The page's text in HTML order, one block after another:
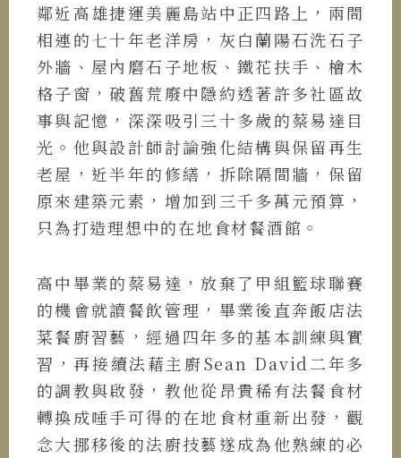
鄰近高雄捷運美麗島站中正四路上，兩間
相連的七十年老洋房，灰白蘭陽石洗石子
外牆、屋內磨石子地板、鐵花扶手、檜木
格子窗，破舊荒廢中隱約透著許多社區故
事與記憶，深深吸引三十多歲的蔡易達目
光。他與設計師討論強化結構與保留再生
老屋，近半年的修繕，拆除隔間牆，保留
原來建築元素，增加到三千多萬元預算，
只為打造理想中的在地食材餐酒館。
高中畢業的蔡易達，放棄了甲組籃球聯賽
的機會就讀餐飲管理，畢業後直奔飯店法
菜餐廚習藝，經過四年多的基本訓練與實
習，再接續法藉主廚Sean David二年多
的調教與啟發，教他從昂貴稀有法餐食材
轉換成唾手可得的在地食材重新出發，觀
念大挪移後的法廚技藝遂成為他熟練的必